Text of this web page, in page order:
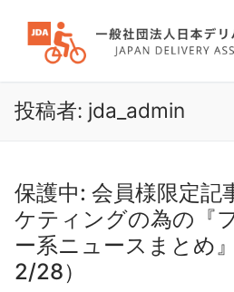
検索:
投稿者: jda_admin
保護中: 会員様限定記
ケティングの為の『
ー系ニュースまとめ
2/28）